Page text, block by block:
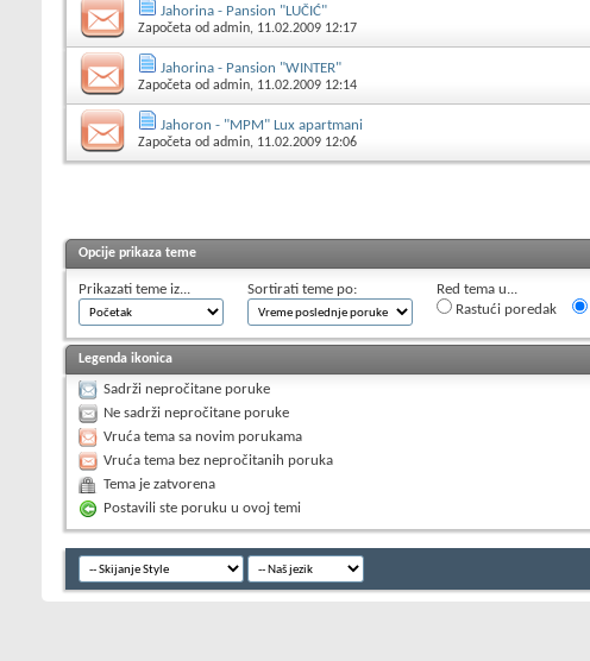
Jahorina - Pansion "LUČIĆ"
Započeta od admin, 11.02.2009 12:17
Jahorina - Pansion "WINTER"
Započeta od admin, 11.02.2009 12:14
Jahoron - "MPM" Lux apartmani
Započeta od admin, 11.02.2009 12:06
Opcije prikaza teme
Prikazati teme iz... Sortirati teme po:
Red tema u...
Rastući poredak
Legenda ikonica
Sadrži nepročitane poruke
Ne sadrži nepročitane poruke
Vruća tema sa novim porukama
Vruća tema bez nepročitanih poruka
Tema je zatvorena
Postavili ste poruku u ovoj temi